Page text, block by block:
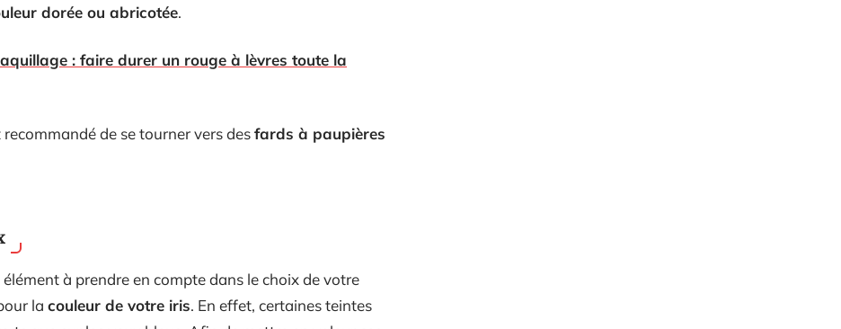
dorée ou abricotée.
: faire durer un rouge à lèvres toute la
recommandé de se tourner vers desfards à paupières
à prendre en compte dans le choix de votre
la couleur de votre iris. En effet, certaines teintes